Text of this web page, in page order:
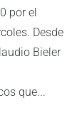
por el
Desde
Bieler
que...